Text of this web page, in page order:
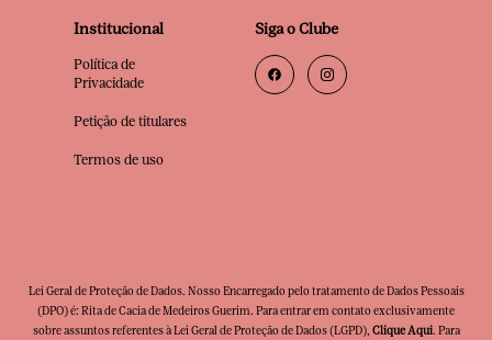
Institucional
Política de
Privacidade
Petição de titulares
Termos de uso
Siga o Clube
Lei Geral de Proteção de Dados. Nosso Encarregado pelo tratamento de Dados Pessoais
(DPO) é: Rita de Cacia de Medeiros Guerim. Para entrar em contato exclusivamente
sobre assuntos referentes à Lei Geral de Proteção de Dados (LGPD), Clique Aqui. Para